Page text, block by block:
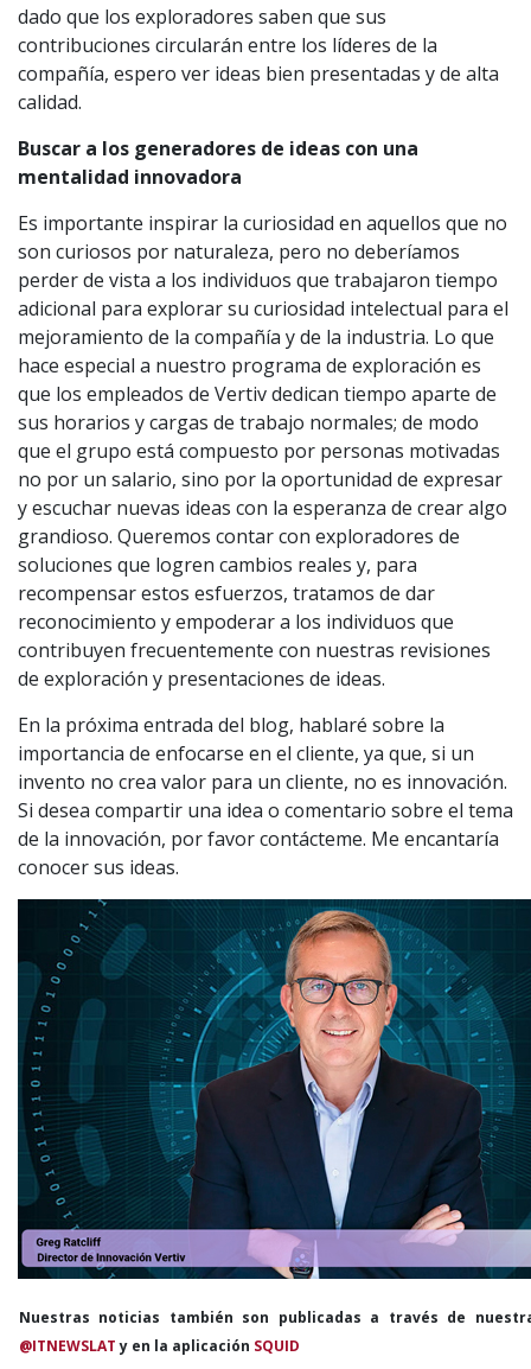
dado que los exploradores saben que sus
contribuciones circularán entre los líderes de la
compañía, espero ver ideas bien presentadas y de alta
calidad.
Buscar a los generadores de ideas con una
mentalidad innovadora
Es importante inspirar la curiosidad en aquellos que no
son curiosos por naturaleza, pero no deberíamos
perder de vista a los individuos que trabajaron tiempo
adicional para explorar su curiosidad intelectual para el
mejoramiento de la compañía y de la industria. Lo que
hace especial a nuestro programa de exploración es
que los empleados de Vertiv dedican tiempo aparte de
sus horarios y cargas de trabajo normales; de modo
que el grupo está compuesto por personas motivadas
no por un salario, sino por la oportunidad de expresar
y escuchar nuevas ideas con la esperanza de crear algo
grandioso. Queremos contar con exploradores de
soluciones que logren cambios reales y, para
recompensar estos esfuerzos, tratamos de dar
reconocimiento y empoderar a los individuos que
contribuyen frecuentemente con nuestras revisiones
de exploración y presentaciones de ideas.
En la próxima entrada del blog, hablaré sobre la
importancia de enfocarse en el cliente, ya que, si un
invento no crea valor para un cliente, no es innovación.
Si desea compartir una idea o comentario sobre el tema
de la innovación, por favor contácteme. Me encantaría
conocer sus ideas.
Nuestras noticias también son publicadas a través de
@ITNEWSLATy en la aplicación SQUID